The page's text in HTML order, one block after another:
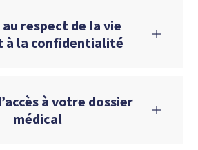
respect de la vie
à la confidentialité
à votre dossier
médical